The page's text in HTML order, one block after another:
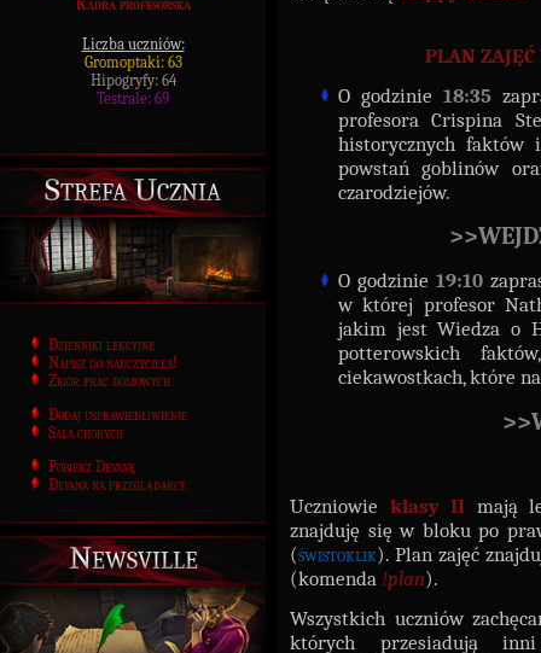
Kadra profesorska
Liczba uczniów:
Gromoptaki: 63
Hipogryfy: 64
Testrale: 69
Strefa Ucznia
Dzienniki lekcyjne
Napisz do nauczyciela!
Zbiór prac domowych
Dodaj usprawiedliwienie
Sala chorych
Pobierz Devanę
Devana na przeglądarce
Newsville
PLAN
O godzinie 18:35
profesora Crispina
historycznych faktów
powstań goblinów
czarodziejów.
O godzinie 19:10
w której profesor
jakim jest Wiedza o
potterowskich
ciekawostkach, które
>>
Uczniowie klasy II mają
znajduję się w bloku po
(świstoklik). Plan zajęć
(komenda !plan).
Wszystkich uczniów
których przesiadują